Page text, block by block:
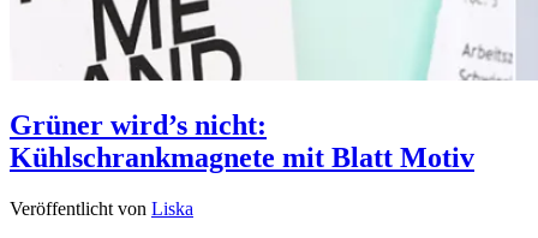
Grüner wird’s nicht:
Kühlschrankmagnete mit Blatt Motiv
Veröffentlicht von Liska